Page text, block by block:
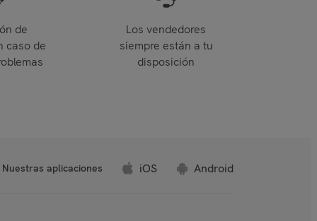
de
caso de
Los vendedores
siempre están a tu
disposición
Nuestras aplicaciones iOS Android